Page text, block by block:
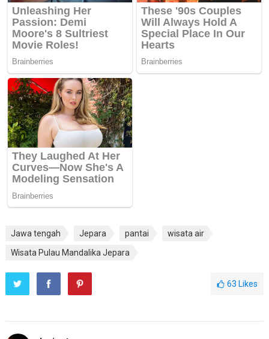
Jawa tengah Jepara pantai
wisata air
Wisata Pulau Mandalika Jepara
63 Likes